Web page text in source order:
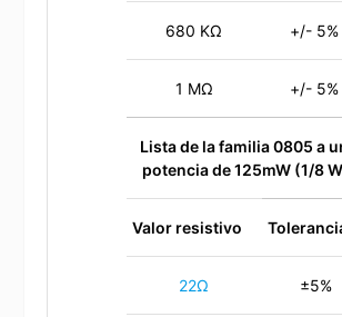
680 KΩ +/- 5%
1 MΩ +/- 5%
Lista de la familia 0805 a
potencia de 125mW (1/8
Valor resistivo
22Ω ±5%